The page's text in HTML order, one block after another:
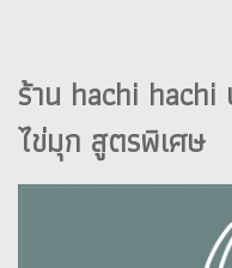
ร้าน hachi
ไข่มุก สูตรพิเศษ